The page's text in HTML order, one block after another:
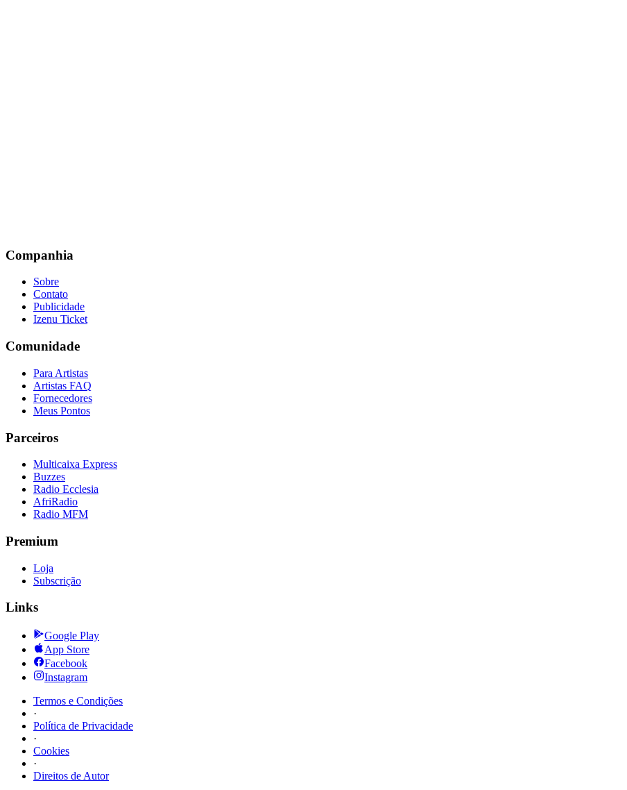
Companhia
Sobre
Contato
Publicidade
Izenu Ticket
Comunidade
Para Artistas
Artistas FAQ
Fornecedores
Meus Pontos
Parceiros
Multicaixa Express
Buzzes
Radio Ecclesia
AfriRadio
Radio MFM
Premium
Loja
Subscrição
Links
Google Play
App Store
Facebook
Instagram
Termos e Condições
·
Política de Privacidade
·
Cookies
·
Direitos de Autor